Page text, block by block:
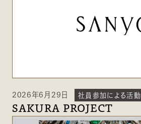
2026年6月29日 社員参加による活動
SAKURA PROJECT